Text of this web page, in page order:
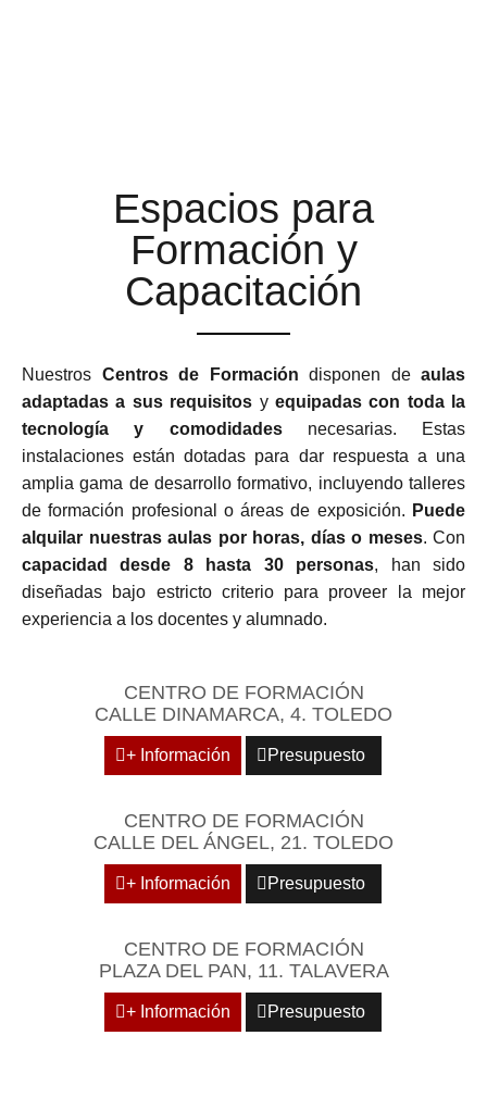
Espacios para
Formación y
Capacitación
Nuestros Centros de Formación disponen de aulas
adaptadas a sus requisitos y equipadas con toda la
tecnología y comodidadesnecesarias. Estas
instalaciones están dotadas para dar respuesta a una
amplia gama de desarrollo formativo, incluyendo talleres
de formación profesional o áreas de exposición. Puede
alquilar nuestras aulas por horas, días o meses. Con
capacidad desde 8 hasta 30 personas, han sido
diseñadas bajo estricto criterio para proveer la mejor
experiencia a los docentes y alumnado.
CENTRO DE FORMACIÓN
CALLE DINAMARCA, 4. TOLEDO
+ Información Presupuesto
CENTRO DE FORMACIÓN
CALLE DEL ÁNGEL, 21. TOLEDO
+ Información Presupuesto
CENTRO DE FORMACIÓN
PLAZA DEL PAN, 11. TALAVERA
+ Información Presupuesto